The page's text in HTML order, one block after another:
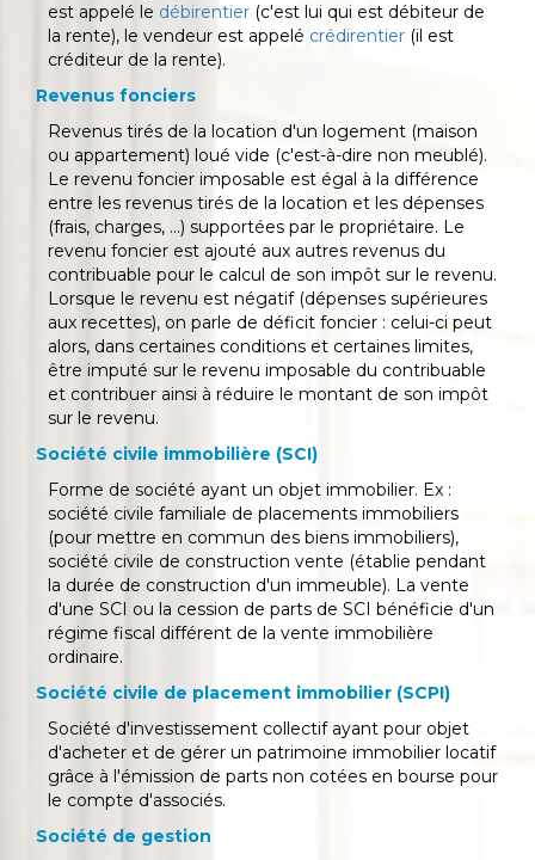
est appelé le débirentier (c'est lui qui est débiteur de
la rente), le vendeur est appelé crédirentier (il est
créditeur de la rente).
Revenus fonciers
Revenus tirés de la location d'un logement (maison
ou appartement) loué vide (c'est-à-dire non meublé).
Le revenu foncier imposable est égal à la différence
entre les revenus tirés de la location et les dépenses
(frais, charges, ...) supportées par le propriétaire. Le
revenu foncier est ajouté aux autres revenus du
contribuable pour le calcul de son impôt sur le revenu.
Lorsque le revenu est négatif (dépenses supérieures
aux recettes), on parle de déficit foncier : celui-ci peut
alors, dans certaines conditions et certaines limites,
être imputé sur le revenu imposable du contribuable
et contribuer ainsi à réduire le montant de son impôt
sur le revenu.
Société civile immobilière (SCI)
Forme de société ayant un objet immobilier. Ex :
société civile familiale de placements immobiliers
(pour mettre en commun des biens immobiliers),
société civile de construction vente (établie pendant
la durée de construction d'un immeuble). La vente
d'une SCI ou la cession de parts de SCI bénéficie d'un
régime fiscal différent de la vente immobilière
ordinaire.
Société civile de placement immobilier (SCPI)
Société d'investissement collectif ayant pour objet
d'acheter et de gérer un patrimoine immobilier locatif
grâce à l'émission de parts non cotées en bourse pour
le compte d'associés.
Société de gestion